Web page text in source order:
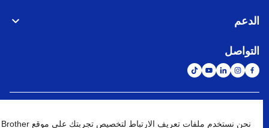
الدعم
التواصل
نحن نستخدم ملفات تعريف الارتباط لتخصيص تجربتك على موقع Brother